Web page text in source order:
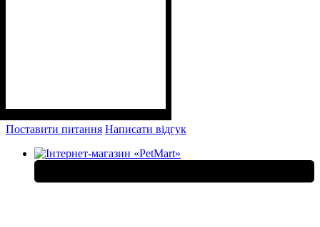
Поставити питання Написати відгук